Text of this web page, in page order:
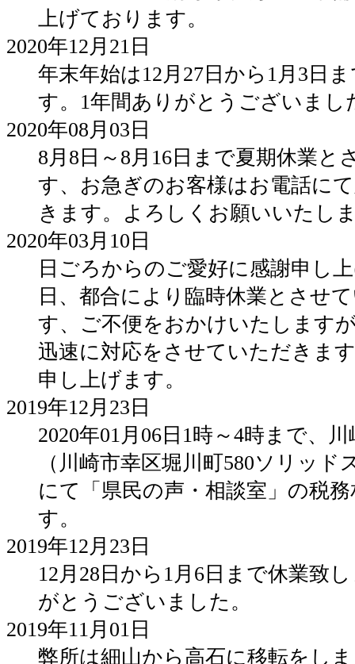
上げております。
2020年12月21日
年末年始は12月27日から1月3日
す。1年間ありがとうございまし
2020年08月03日
8月8日～8月16日まで夏期休業と
す、お急ぎのお客様はお電話に
きます。よろしくお願いいたし
2020年03月10日
日ごろからのご愛好に感謝申し
日、都合により臨時休業とさせ
す、ご不便をおかけいたします
迅速に対応をさせていただきま
申し上げます。
2019年12月23日
2020年01月06日1時～4時まで、
（川崎市幸区堀川町580ソリッド
にて「県民の声・相談室」の税
す。
2019年12月23日
12月28日から1月6日まで休業致
がとうございました。
2019年11月01日
弊所は細山から高石に移転をし